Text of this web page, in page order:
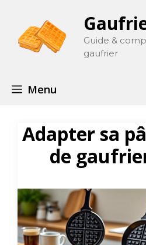
contenu
Guide &
gaufrier
Menu
Adapter sa
de